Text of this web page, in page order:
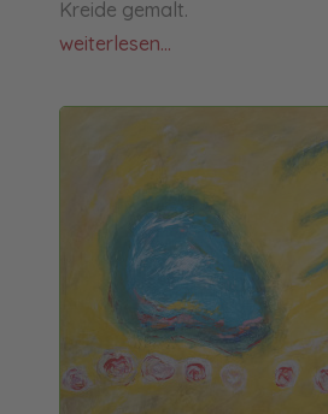
Kreide gemalt.
weiterlesen...